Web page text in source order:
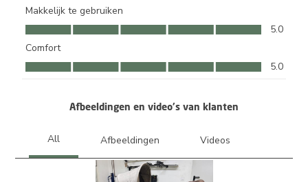
Makkelijk te gebruiken
Makkelijk te gebruiken, 5.0 van 5
5.0
Comfort
Comfort, 5.0 van 5
5.0
Afbeeldingen en video's van klanten